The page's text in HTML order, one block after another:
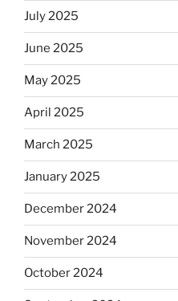
July 2025
June 2025
May 2025
April 2025
March 2025
January 2025
December 2024
November 2024
October 2024